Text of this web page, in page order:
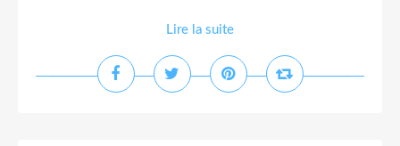
Lire la suite